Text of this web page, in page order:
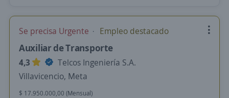
Se precisa Urgente Empleo destacado
Auxiliar de Transporte
4,3
Telcos Ingeniería S.A.
Villavicencio, Meta
$ 17.950.000,00 (Mensual)